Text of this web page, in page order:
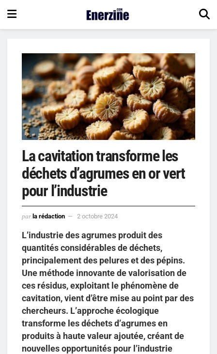
La cavitation transforme les
déchets d’agrumes en or vert
pour l’industrie
par la rédaction 2 octobre 2024
L’industrie des agrumes produit des
quantités considérables de déchets,
principalement des pelures et des pépins.
Une méthode innovante de valorisation de
ces résidus, exploitant le phénomène de
cavitation, vient d’être mise au point par des
chercheurs. L’approche écologique
transforme les déchets d’agrumes en
produits à haute valeur ajoutée, créant de
nouvelles opportunités pour l’industrie